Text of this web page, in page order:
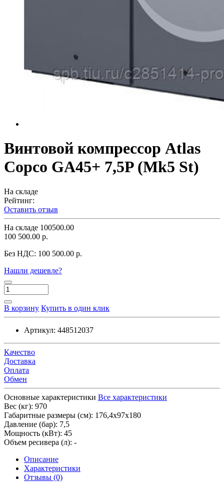
Винтовой компрессор Atlas
Copco GA45+ 7,5P (Mk5 St)
На складе
Рейтинг:
Оставить отзыв
На складе 100500.00
100 500.00 р.
Без НДС: 100 500.00 р.
Нашли дешевле?
В корзину Купить в один клик
Артикул: 448512037
Качество
Доставка
Оплата
Обмен
Основные характеристики Все характеристики
Вес (кг): 970
Габаритные размеры (см): 176,4х97х180
Давление (бар): 7,5
Мощность (кВт): 45
Объем ресивера (л): -
Описание
Характеристики
Отзывы (0)